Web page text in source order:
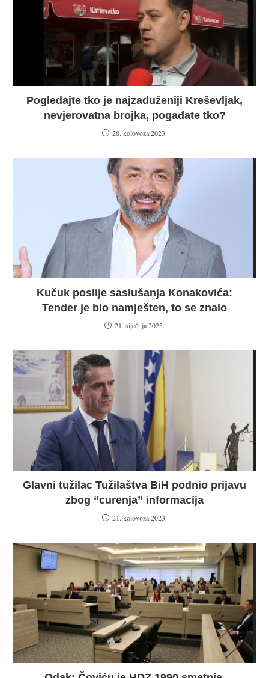
Pogledajte tko je najzaduženiji Kreševljak,
nevjerovatna brojka, pogađate tko?
28. kolovoza 2023.
Kučuk poslije saslušanja Konakovića:
Tender je bio namješten, to se znalo
21. siječnja 2025.
Glavni tužilac Tužilaštva BiH podnio prijavu
zbog “curenja” informacija
21. kolovoza 2023.